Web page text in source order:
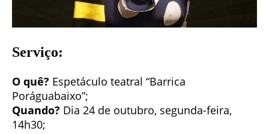
Serviço:
O quê? Espetáculo teatral “Barrica
Poráguabaixo”;
Quando? Dia 24 de outubro, segunda-feira,
14h30;